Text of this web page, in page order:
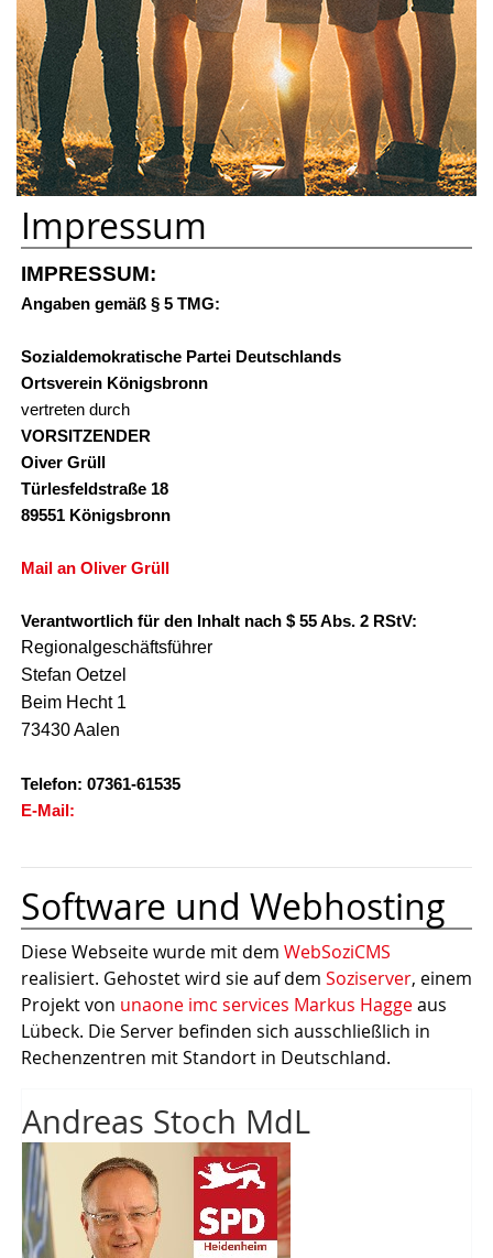
Impressum
IMPRESSUM:
Angaben gemäß § 5 TMG:
Sozialdemokratische Partei Deutschlands
Ortsverein Königsbronn
vertreten durch
VORSITZENDER
Oiver Grüll
Türlesfeldstraße 18
89551 Königsbronn
Mail an Oliver Grüll
Verantwortlich für den Inhalt nach $ 55 Abs. 2 RStV:
Regionalgeschäftsführer
Stefan Oetzel
Beim Hecht 1
73430 Aalen
Telefon: 07361-61535
E-Mail:
Software und Webhosting
Diese Webseite wurde mit dem WebSoziCMS
realisiert. Gehostet wird sie auf dem Soziserver, einem
Projekt von unaone imc services Markus Haggeaus
Lübeck. Die Server befinden sich ausschließlich in
Rechenzentren mit Standort in Deutschland.
Andreas Stoch MdL